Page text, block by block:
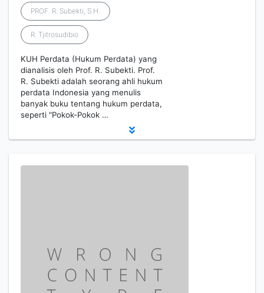
PROF. R. Subekti, S.H.
R. Tjitrosudibio
KUH Perdata (Hukum Perdata) yang
dianalisis oleh Prof. R. Subekti. Prof.
R. Subekti adalah seorang ahli hukum
perdata Indonesia yang menulis
banyak buku tentang hukum perdata,
seperti "Pokok-Pokok …